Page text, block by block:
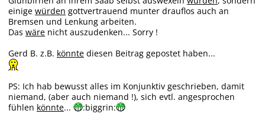
einige würden gottvertrauend munter drauflos auch an
Bremsen und Lenkung arbeiten.
Das wäre nicht auszudenken... Sorry !
Gerd B. z.B. könnte diesen Beitrag gepostet haben...
PS: Ich hab bewusst alles im Konjunktiv geschrieben, damit
niemand, (aber auch niemand !), sich evtl. angesprochen
fühlen könnte... :biggrin: